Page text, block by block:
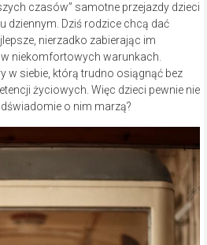
czasów” samotne przejazdy dzieci
dziennym. Dziś rodzice chcą dać
nierzadko zabierając im
niekomfortowych warunkach.
w siebie, którą trudno osiągnąć bez
życiowych. Więc dzieci pewnie nie
o nim marzą?